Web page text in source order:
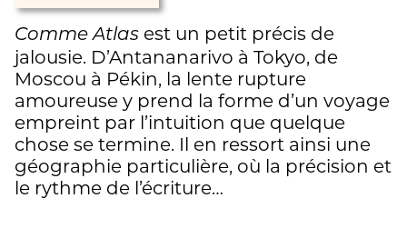
Comme Atlas est un petit précis de
jalousie. D’Antananarivo à Tokyo, de
Moscou à Pékin, la lente rupture
amoureuse y prend la forme d’un voyage
empreint par l’intuition que quelque
chose se termine. Il en ressort ainsi une
géographie particulière, où la précision et
le rythme de l’écriture…